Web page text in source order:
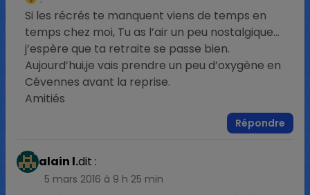
Si les récrés te manquent viens de temps en
temps chez moi, Tu as l’air un peu nostalgique…
j’espère que ta retraite se passe bien.
Aujourd’hui,je vais prendre un peu d’oxygène en
Cévennes avant la reprise.
Amitiés
Répondre
alain l.dit :
5 mars 2016 à 9 h 25 min